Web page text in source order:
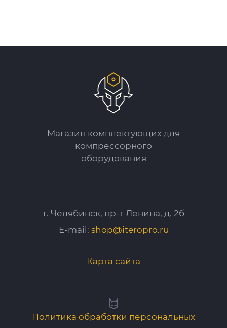
Магазин комплектующих для
компрессорного
оборудования
г. Челябинск, пр-т Ленина, д. 2б
E-mail: shop@iteropro.ru
Карта сайта
Политика обработки персональных